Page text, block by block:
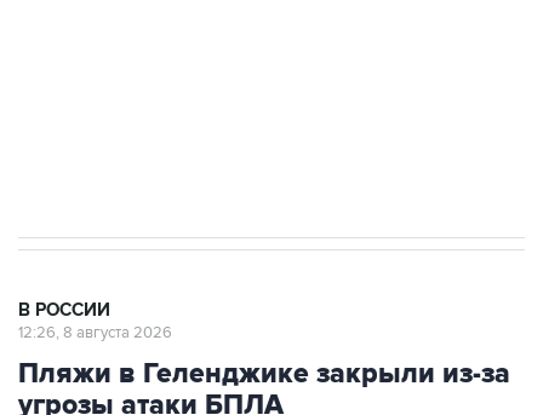
В РОССИИ
12:26, 8 августа 2026
Пляжи в Геленджике закрыли из-за
угрозы атаки БПЛА